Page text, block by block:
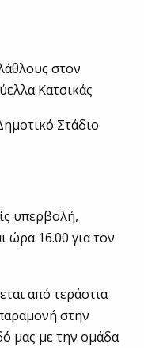
στον
Κατσικάς
Στάδιο
υπερβολή,
ώρα 16.00 για τον
από τεράστια
στην
μας με την ομάδα